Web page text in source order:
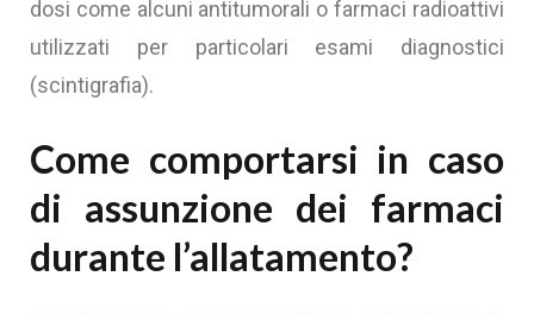
dosi come alcuni antitumorali o farmaci radioattivi
utilizzati per particolari esami diagnostici
(scintigrafia).‍
Come comportarsi in caso
di assunzione dei farmaci
durante l’allatamento?